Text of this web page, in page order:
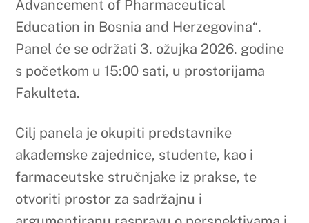
obrazovanja u Bosni i Hercegovini s
predstavnicima Međunarodne
farmaceutske federacije. Ovaj događaj
predstavlja iznimnu priliku za izravnu
razmjenu znanja, iskustava i primjera dobre
prakse s vodećim međunarodnim
institucionalne i profesionalne suradnje na
međunarodnoj razini.
Program:
Expert_panel_program